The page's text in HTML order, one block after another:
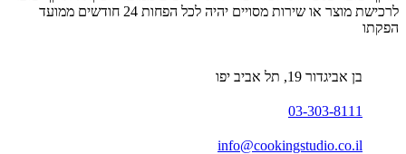
לרכישת מוצר או שירות מסויים יהיה לכל הפחות 24 חודשים ממועד
הפקתו
בן אביגדור 19, תל אביב יפו
03-303-8111
info@cookingstudio.co.il